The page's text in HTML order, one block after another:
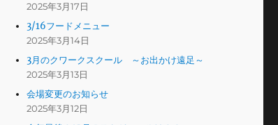
2025年3月17日
3/16フードメニュー
2025年3月14日
3月のクワークスクール ～お出かけ遠足～
2025年3月13日
会場変更のお知らせ
2025年3月12日